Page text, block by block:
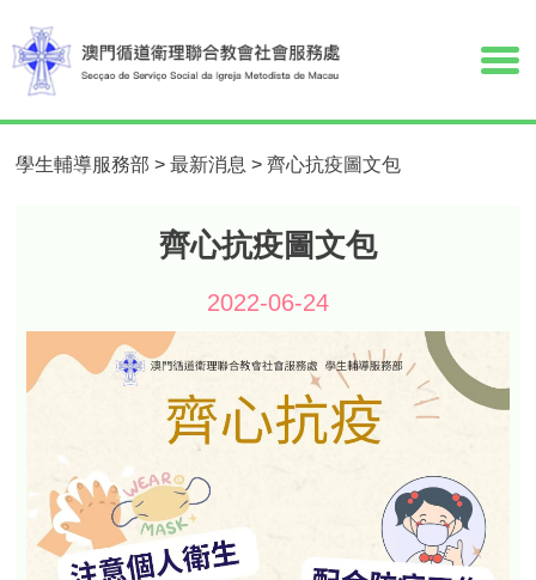
學生輔導服務部 > 最新消息 > 齊心抗疫圖文包
齊心抗疫圖文包
2022-06-24